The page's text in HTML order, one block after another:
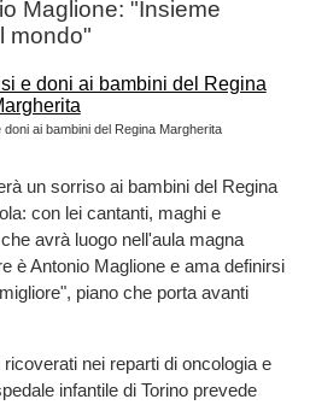
Maglione: "Insieme
mondo"
ai bambini del Regina Margherita
un sorriso ai bambini del Regina
con lei cantanti, maghi e
avrà luogo nell'aula magna
è Antonio Maglione e ama definirsi
piano che porta avanti
nei reparti di oncologia e
infantile di Torino prevede